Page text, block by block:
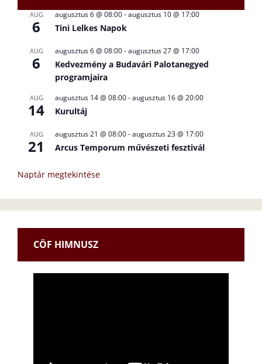
AUG
6
augusztus 6 @ 08:00-augusztus 10 @ 17:00
Tini Lelkes Napok
AUG
6
augusztus 6 @ 08:00-augusztus 27 @ 17:00
Kedvezmény a Budavári Palotanegyed
programjaira
AUG
14
augusztus 14 @ 08:00-augusztus 16 @ 20:00
Kurultáj
AUG
21
augusztus 21 @ 08:00-augusztus 23 @ 17:00
Arcus Temporum művészeti fesztivál
Naptár megtekintése
CÖF HIMNUSZ